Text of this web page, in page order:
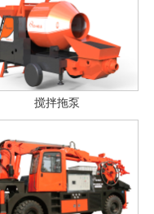
搅拌拖泵